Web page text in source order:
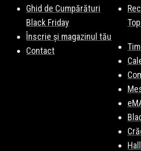
Ghid de Cumpărături
Black Friday
Înscrie și magazinul tău
Contact